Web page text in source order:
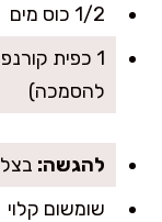
1/2 כוס מים
להסמכה)
להגשה:
שומשום קלוי